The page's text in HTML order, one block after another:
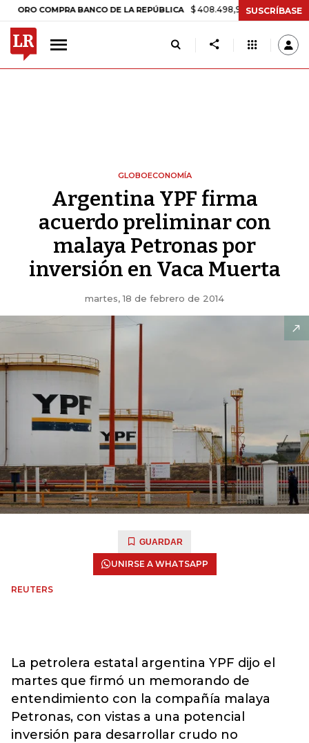
COMPRA BANCO DE LA REPÚBLICA $ 408.498,97 +$ 8.753,81 +2,19%
SUSCRÍBASE
GLOBOECONOMÍA
Argentina YPF firma
acuerdo preliminar con
malaya Petronas por
inversión en Vaca Muerta
martes, 18 de febrero de 2014
GUARDAR
UNIRSE A WHATSAPP
REUTERS
La petrolera estatal argentina YPF dijo el
martes que firmó un memorando de
entendimiento con la compañía malaya
Petronas, con vistas a una potencial
inversión para desarrollar crudo no